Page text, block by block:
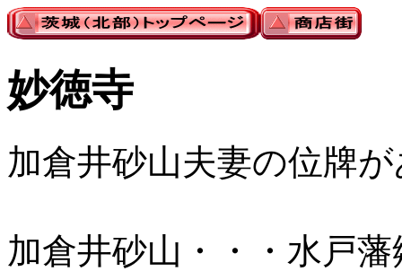
妙徳寺
加倉井砂山夫妻の位牌
加倉井砂山・・・水戸